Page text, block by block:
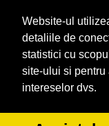
Website-ul
detaliile de
statistici cu
site-ului si pentru
intereselor dvs.
Ambalaje Romania
Cabinet-Individual.ro
CentruInchirieri.ro
Cursuri Romania